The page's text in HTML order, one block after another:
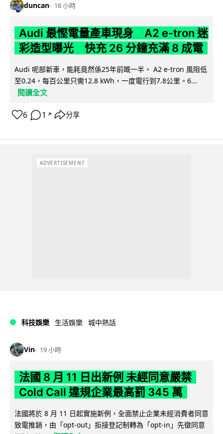
duncan 18 小時
Audi 最慳電量產車現身 A2 e-tron 迷
彩造型曝光 快充 26 分鐘充滿 8 成電
Audi 呢部新車，能耗竟然係25年前嘅一半。 A2 e-tron 風阻低
至0.24，每百公里只需12.8 kWh，一度電行到7.8公里。6...
閱讀全文
6 1 ↗ 分享
ADVERTISEMENT
科技娛樂 生活娛樂 城中熱話
Vin 19 小時
法國 8 月 11 日出新例 未經同意嚴禁
Cold Call 違規企業最高罰 345 萬
法國將於 8 月 11 日起實施新例，全面禁止企業未經消費者同意
致電推銷，由「opt-out」拒接登記制轉為「opt-in」先徵同意